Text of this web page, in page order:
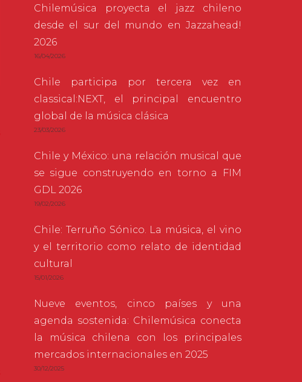
Chilemúsica proyecta el jazz chileno
desde el sur del mundo en Jazzahead!
2026
16/04/2026
Chile participa por tercera vez en
classical:NEXT, el principal encuentro
global de la música clásica
23/03/2026
Chile y México: una relación musical que
se sigue construyendo en torno a FIM
GDL 2026
19/02/2026
Chile: Terruño Sónico. La música, el vino
y el territorio como relato de identidad
cultural
15/01/2026
Nueve eventos, cinco países y una
agenda sostenida: Chilemúsica conecta
la música chilena con los principales
mercados internacionales en 2025
30/12/2025